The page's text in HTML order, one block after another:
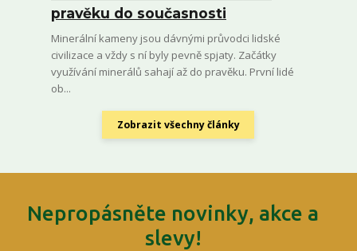
pravěku do současnosti
Minerální kameny jsou dávnými průvodci lidské
civilizace a vždy s ní byly pevně spjaty. Začátky
využívání minerálů sahají až do pravěku. První lidé
ob...
Zobrazit všechny články
Nepropásněte novinky, akce a
slevy!